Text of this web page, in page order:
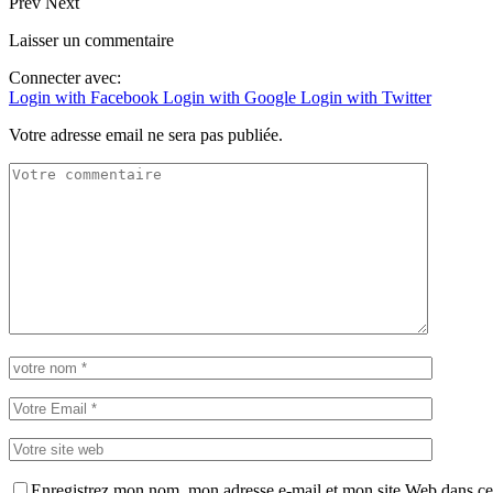
Laisser un commentaire
Connecter avec:
Login with Facebook Login with Google Login with Twitter
Votre adresse email ne sera pas publiée.